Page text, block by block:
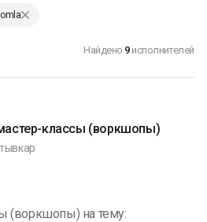
Найдено 9 исполнителей
классы (воркшопы)
(воркшопы) на тему: